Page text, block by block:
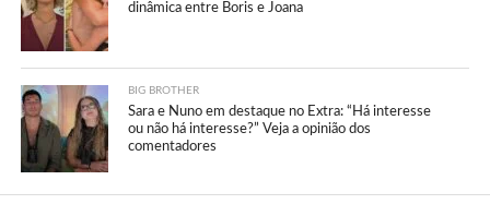
dinâmica entre Boris e Joana
BIG BROTHER
Sara e Nuno em destaque no Extra: “Há interesse
ou não há interesse?” Veja a opinião dos
comentadores